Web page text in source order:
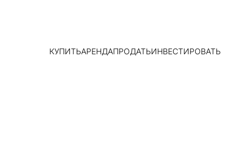
КУПИТЬАРЕНДАПРОДАТЬИНВЕСТИРОВАТЬ